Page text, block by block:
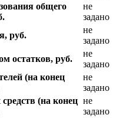
общего
не
задано
руб.
не
задано
остатков, руб.
не
задано
(на конец
не
задано
(на конец не
задано